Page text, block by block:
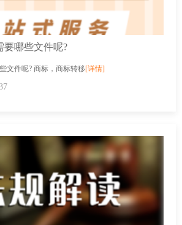
要哪些文件呢?
文件呢? 商标，商标转移[详情]